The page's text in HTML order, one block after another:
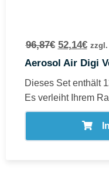
96,87€ 52,14€ zzgl.
Aerosol Air Digi
Dieses Set enthält
Es verleiht Ihrem